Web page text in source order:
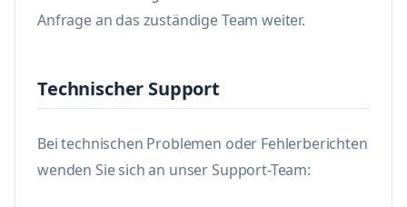
Anfrage an das zuständige Team weiter.
Technischer Support
Bei technischen Problemen oder Fehlerberichten
wenden Sie sich an unser Support-Team: